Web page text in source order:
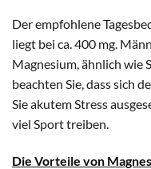
Der empfohlene
liegt bei ca. 400 mg.
Magnesium, ähnlich wie
beachten Sie, dass sich
Sie akutem Stress
viel Sport treiben.
Die Vorteile von